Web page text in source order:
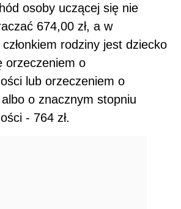
osoby uczącej się nie
674,00 zł, a w
rodziny jest dziecko
orzeczeniem o
lub orzeczeniem o
o znacznym stopniu
- 764 zł.